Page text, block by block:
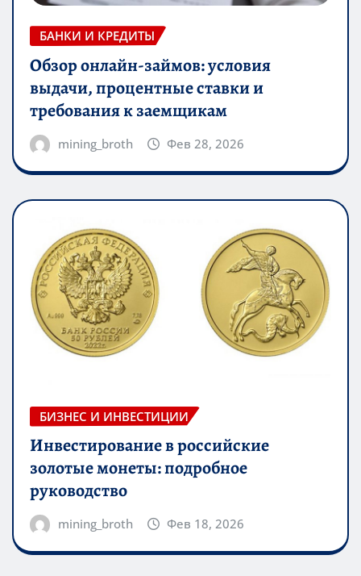
БАНКИ И КРЕДИТЫ
Обзор онлайн-займов: условия
выдачи, процентные ставки и
требования к заемщикам
mining_broth Фев 28, 2026
БИЗНЕС И ИНВЕСТИЦИИ
Инвестирование в российские
золотые монеты: подробное
руководство
mining_broth Фев 18, 2026